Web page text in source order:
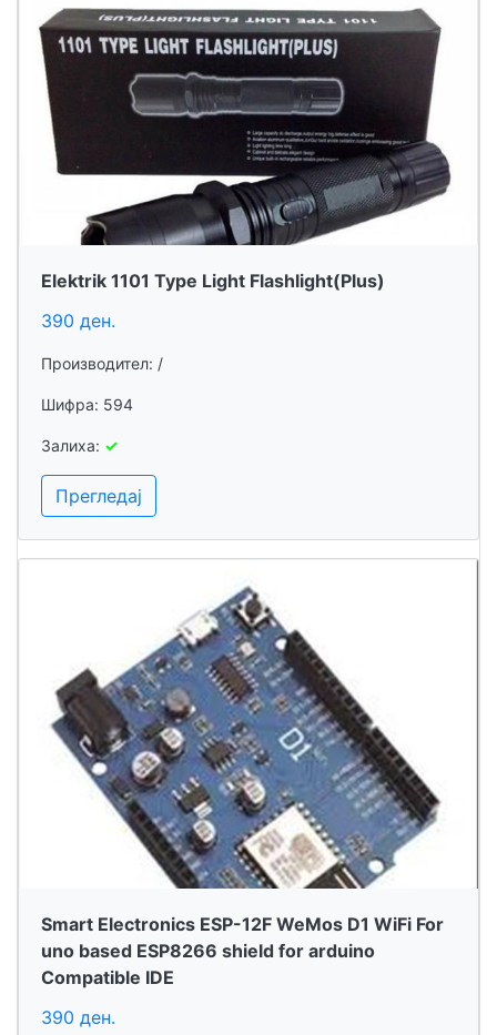
Elektrik 1101 Type Light Flashlight(Plus)
390 ден.
Производител: /
Шифра: 594
Залиха: ✓
Прегледај
Smart Electronics ESP-12F WeMos D1 WiFi For
uno based ESP8266 shield for arduino
Compatible IDE
390 ден.